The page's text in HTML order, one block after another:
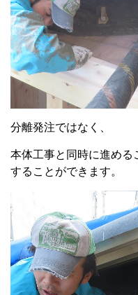
分離発注ではなく、
本体工事と同時に進める
することができます。